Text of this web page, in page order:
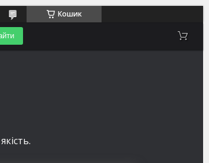
Кошик